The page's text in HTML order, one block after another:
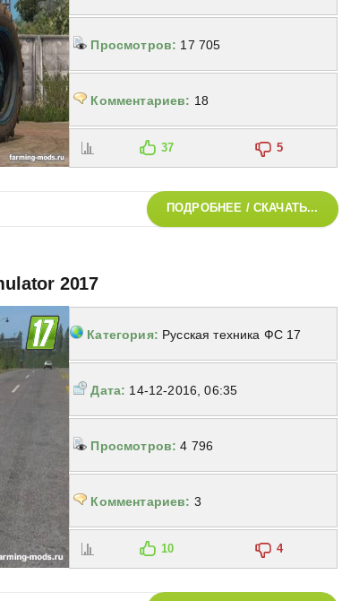
Просмотров: 17 705
Комментариев: 18
37 5
ПОДРОБНЕЕ / СКАЧАТЬ...
2017
Категория: Русская техника ФС 17
Дата: 14-12-2016, 06:35
Просмотров: 4 796
Комментариев: 3
10 4